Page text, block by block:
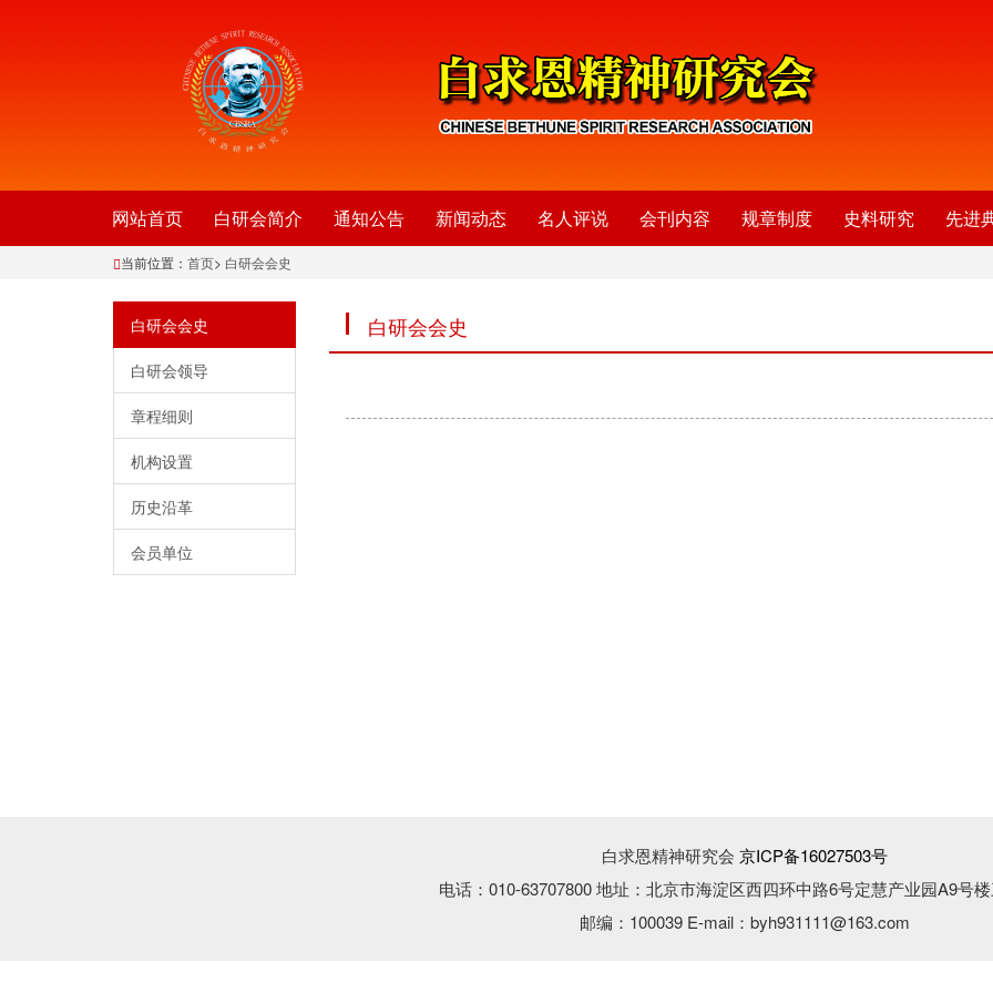
网站首页 白研会简介 通知公告 新闻动态 名人评说 会刊内容 规章制度 史料研究 先进
当前位置： 首页> 白研会会史
白研会会史
白研会领导
章程细则
机构设置
历史沿革
会员单位
白研会会史
白求恩精神研究会 京ICP备16027503号
电话：010-63707800 地址：北京市海淀区西四环中路6号定慧产业园A9号
邮编：100039 E-mail：byh931111@163.com